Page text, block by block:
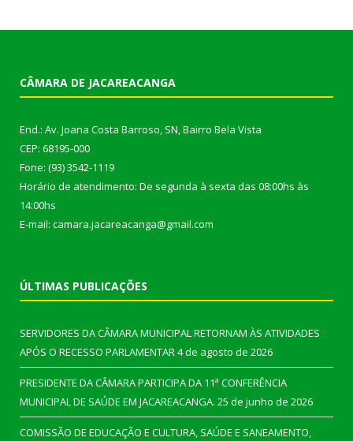
CÂMARA DE JACAREACANGA
End.: Av. Joana Costa Barroso, SN, Bairro Bela Vista
CEP: 68195-000
Fone: (93) 3542-1119
Horário de atendimento: De segunda à sexta das 08:00hs às
14:00hs
E-mail: camara.jacareacanga@gmail.com
ÚLTIMAS PUBLICAÇÕES
SERVIDORES DA CÂMARA MUNICIPAL RETORNAM ÀS ATIVIDADES
APÓS O RECESSO PARLAMENTAR4 de agosto de 2026
PRESIDENTE DA CÂMARA PARTICIPA DA 11ª CONFERÊNCIA
MUNICIPAL DE SAÚDE EM JACAREACANGA. 25 de junho de 2026
COMISSÃO DE EDUCAÇÃO E CULTURA, SAÚDE E SANEAMENTO,